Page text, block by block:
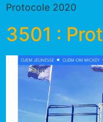
Protocole 2020
3501 :